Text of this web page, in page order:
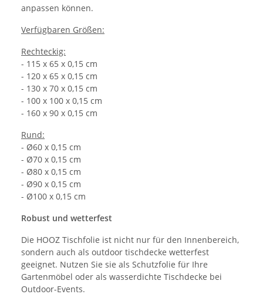
anpassen können.
Verfügbaren Größen:
Rechteckig:
- 115 x 65 x 0,15 cm
- 120 x 65 x 0,15 cm
- 130 x 70 x 0,15 cm
- 100 x 100 x 0,15 cm
- 160 x 90 x 0,15 cm
Rund:
- Ø60 x 0,15 cm
- Ø70 x 0,15 cm
- Ø80 x 0,15 cm
- Ø90 x 0,15 cm
- Ø100 x 0,15 cm
Robust und wetterfest
Die HOOZ Tischfolie ist nicht nur für den Innenbereich,
sondern auch als outdoor tischdecke wetterfest
geeignet. Nutzen Sie sie als Schutzfolie für Ihre
Gartenmöbel oder als wasserdichte Tischdecke bei
Outdoor-Events.